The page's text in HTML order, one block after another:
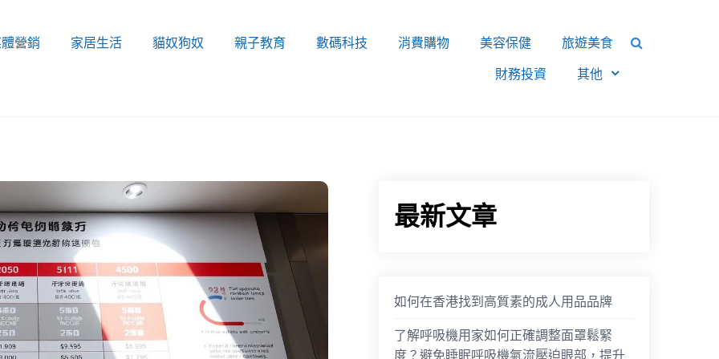
營銷 家居生活 貓奴狗奴 親子教育 數碼科技 消費購物 美容保健 旅遊美食
財務投資 其他
最新文章
如何在香港找到高質素的成人用品品牌
了解呼吸機用家如何正確調整面罩鬆緊
度？避免睡眠呼吸機氣流壓迫眼部，提升